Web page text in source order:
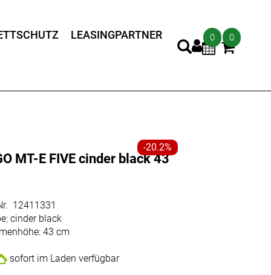
LEASINGPARTNER 0 0
-20.2%
MT-E FIVE cinder black 43
12411331
cinder black
43 cm
sofort im Laden verfügbar